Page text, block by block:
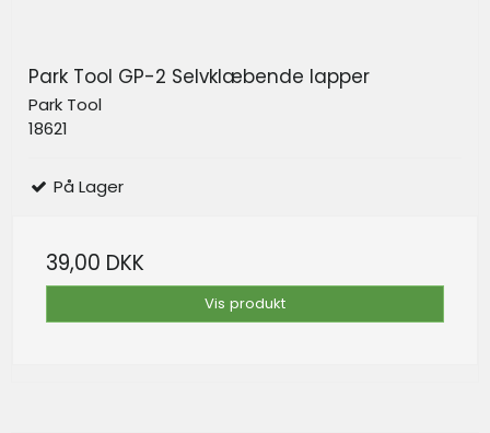
Park Tool GP-2 Selvklæbende lapper
Park Tool
18621
På Lager
39,00 DKK
Vis produkt